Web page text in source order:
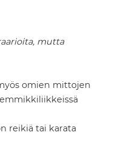
mutta
omien mittojen
reikiä tai karata